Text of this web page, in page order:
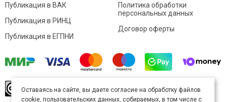
Публикация в ВАК
Публикация в РИНЦ
Публикация в ЕГПНИ
Политика обработки
персональных данных
Договор оферты
произведение доступно полицензии Creative
Оставаясь на сайте, вы даете согласие на обработку файлов
cookie, пользовательских данных, собираемых, в том числе с